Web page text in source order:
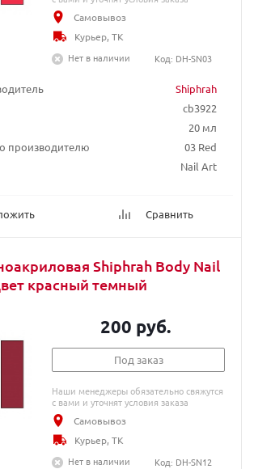
Shiphrah
cb3922
20 мл
производителю
03 Red
Nail Art
Сравнить
Самовывоз
Курьер, ТК
Нет в наличии
Код: DH-SN03
Shiphrah Body Nail
красный темный
200 руб.
Под заказ
Наши менеджеры обязательно свяжутся
с вами и уточнят условия заказа
Самовывоз
Курьер, ТК
Нет в наличии
Код: DH-SN12